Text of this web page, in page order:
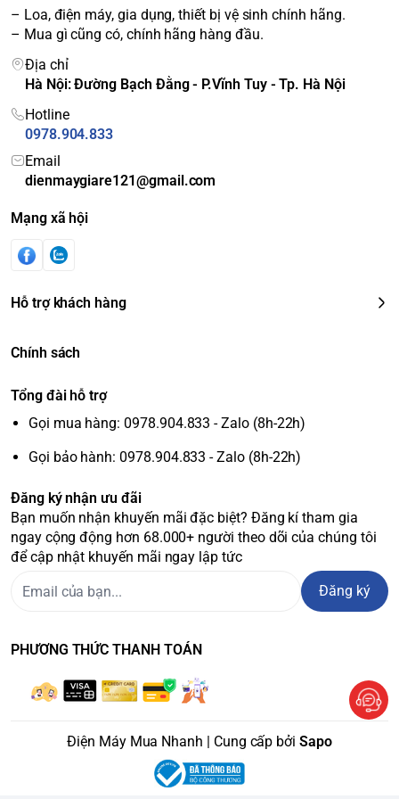
Bảo quản thực phẩm
tốt
Tủ lạnh Toshiba GR-AG36VUBZ (XK1)
ngăn tủ giúp duy trì nhiệt độ làm lạnh tối ưu.
Inverter tiết kiệm điện
Tủ lạnh trang bị máy nén Inverter vận hành êm ái, bền bỉ,
tối ưu.
– Loa, điện máy, gia dụng, thiết bị vệ sinh chính hãng.
– Mua gì cũng có, chính hãng hàng đầu.
Địa chỉ
Hà Nội: Đường Bạch Đằng - P.Vĩnh Tuy - Tp. Hà Nội
Hotline
0978.904.833
Email
dienmaygiare121@gmail.com
Mạng xã hội
Hỗ trợ khách hàng
Chính sách
Tổng đài hỗ trợ
Gọi mua hàng: 0978.904.833 - Zalo (8h-22h)
Gọi bảo hành: 0978.904.833 - Zalo (8h-22h)
Đăng ký nhận ưu đãi
Bạn muốn nhận khuyến mãi đặc biệt? Đăng kí tham gia
ngay cộng động hơn 68.000+ người theo dõi của chúng tôi
để cập nhật khuyến mãi ngay lập tức
Đăng ký
PHƯƠNG THỨC THANH TOÁN
Điện Máy Mua Nhanh | Cung cấp bởiSapo